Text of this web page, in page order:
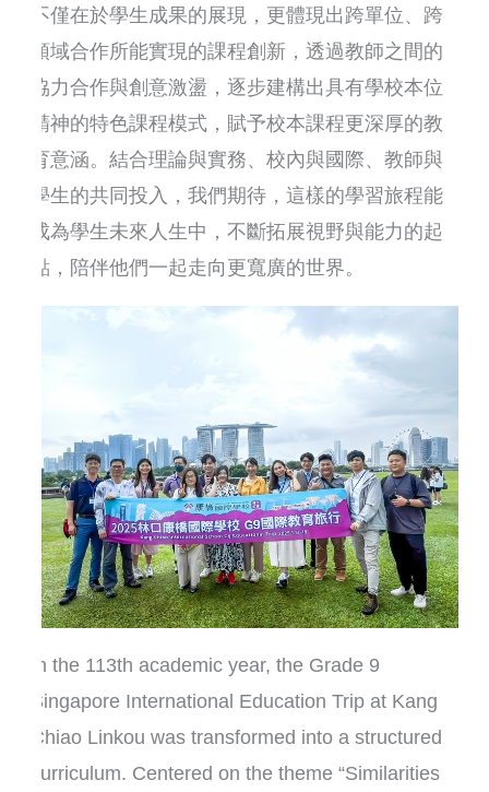
不僅在於學生成果的展現，更體現出跨單位、跨
領域合作所能實現的課程創新，透過教師之間的
協力合作與創意激盪，逐步建構出具有學校本位
精神的特色課程模式，賦予校本課程更深厚的教
育意涵。結合理論與實務、校內與國際、教師與
學生的共同投入，我們期待，這樣的學習旅程能
成為學生未來人生中，不斷拓展視野與能力的起
點，陪伴他們一起走向更寬廣的世界。
In the 113th academic year, the Grade 9
Singapore International Education Trip at Kang
Chiao Linkou was transformed into a structured
curriculum. Centered on the theme “Similarities